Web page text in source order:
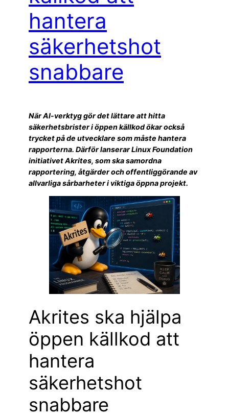
hantera
säkerhetshot
snabbare
När AI-verktyg gör det lättare att hitta
säkerhetsbrister i öppen källkod ökar också
trycket på de utvecklare som måste hantera
rapporterna. Därför lanserar Linux Foundation
initiativet Akrites, som ska samordna
rapportering, åtgärder och offentliggörande av
allvarliga sårbarheter i viktiga öppna projekt.
Akrites ska hjälpa
öppen källkod att
hantera
säkerhetshot
snabbare